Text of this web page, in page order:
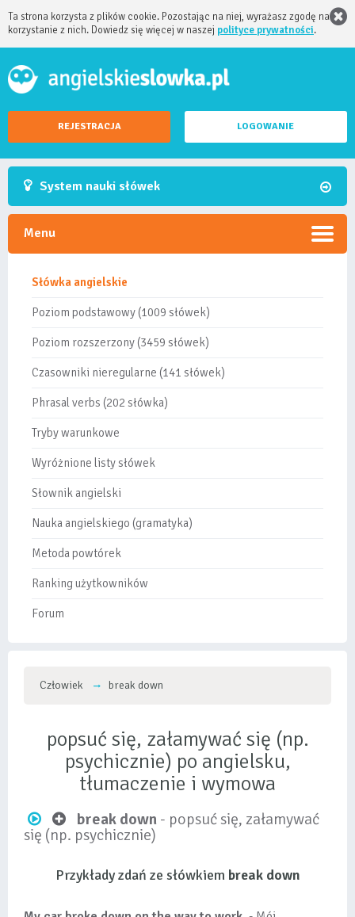
Ta strona korzysta z plików cookie. Pozostając na niej, wyrażasz zgodę na
korzystanie z nich. Dowiedz się więcej w naszej polityce prywatności.
REJESTRACJA LOGOWANIE
System nauki słówek
Menu
Słówka angielskie
Poziom podstawowy (1009 słówek)
Poziom rozszerzony (3459 słówek)
Czasowniki nieregularne (141 słówek)
Phrasal verbs (202 słówka)
Tryby warunkowe
Wyróżnione listy słówek
Słownik angielski
Nauka angielskiego (gramatyka)
Metoda powtórek
Ranking użytkowników
Forum
Człowiek break down
popsuć się, załamywać się (np.
psychicznie) po angielsku,
tłumaczenie i wymowa
break down - popsuć się, załamywać
się (np. psychicznie)
Przykłady zdań ze słówkiem break down